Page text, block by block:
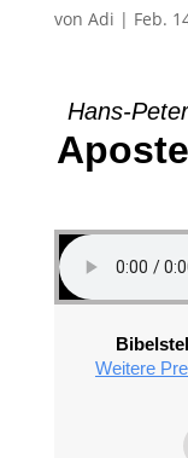
von Adi | Feb.
Hans-
Weitere